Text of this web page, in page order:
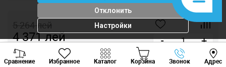
5 264лей
4 371лей - +
Купить в 1 клик
Сравнение Избранное Каталог Корзина Звонок Адрес
Viber Whatsapp
Отклонить
Настройки